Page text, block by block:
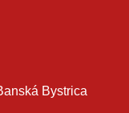
Bystrica